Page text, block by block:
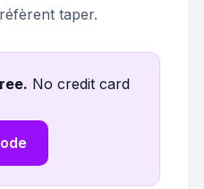
taper.
. No credit card